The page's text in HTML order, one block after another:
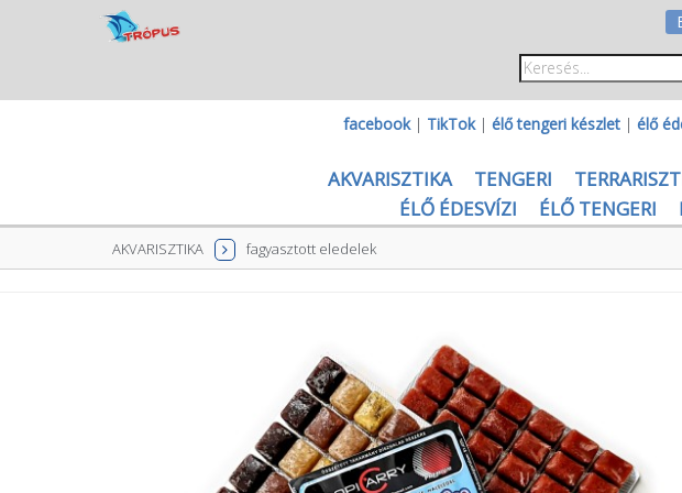
facebook| TikTok| élő tengeri készlet | élő
AKVARISZTIKA TENGERI
ÉLŐ ÉDESVÍZI
ÉLŐ TENGERI
AKVARISZTIKA fagyasztott eledelek